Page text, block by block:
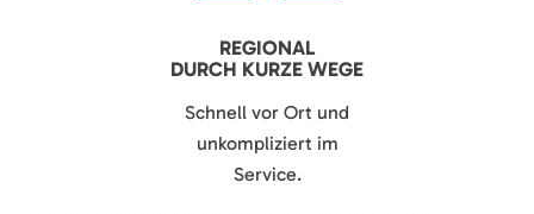
REGIONAL
DURCH KURZE WEGE
Schnell vor Ort und
unkompliziert im
Service.